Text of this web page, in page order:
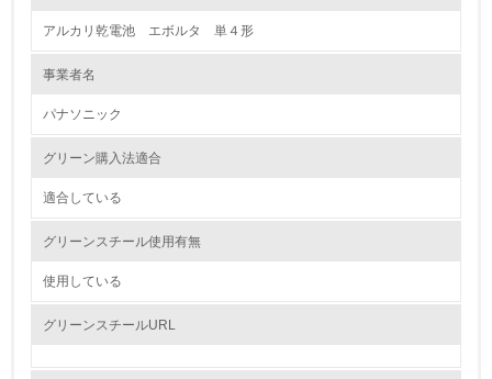
アルカリ乾電池 エボルタ 単４形
事業者名
パナソニック
グリーン購入法適合
適合している
グリーンスチール使用有無
使用している
グリーンスチールURL